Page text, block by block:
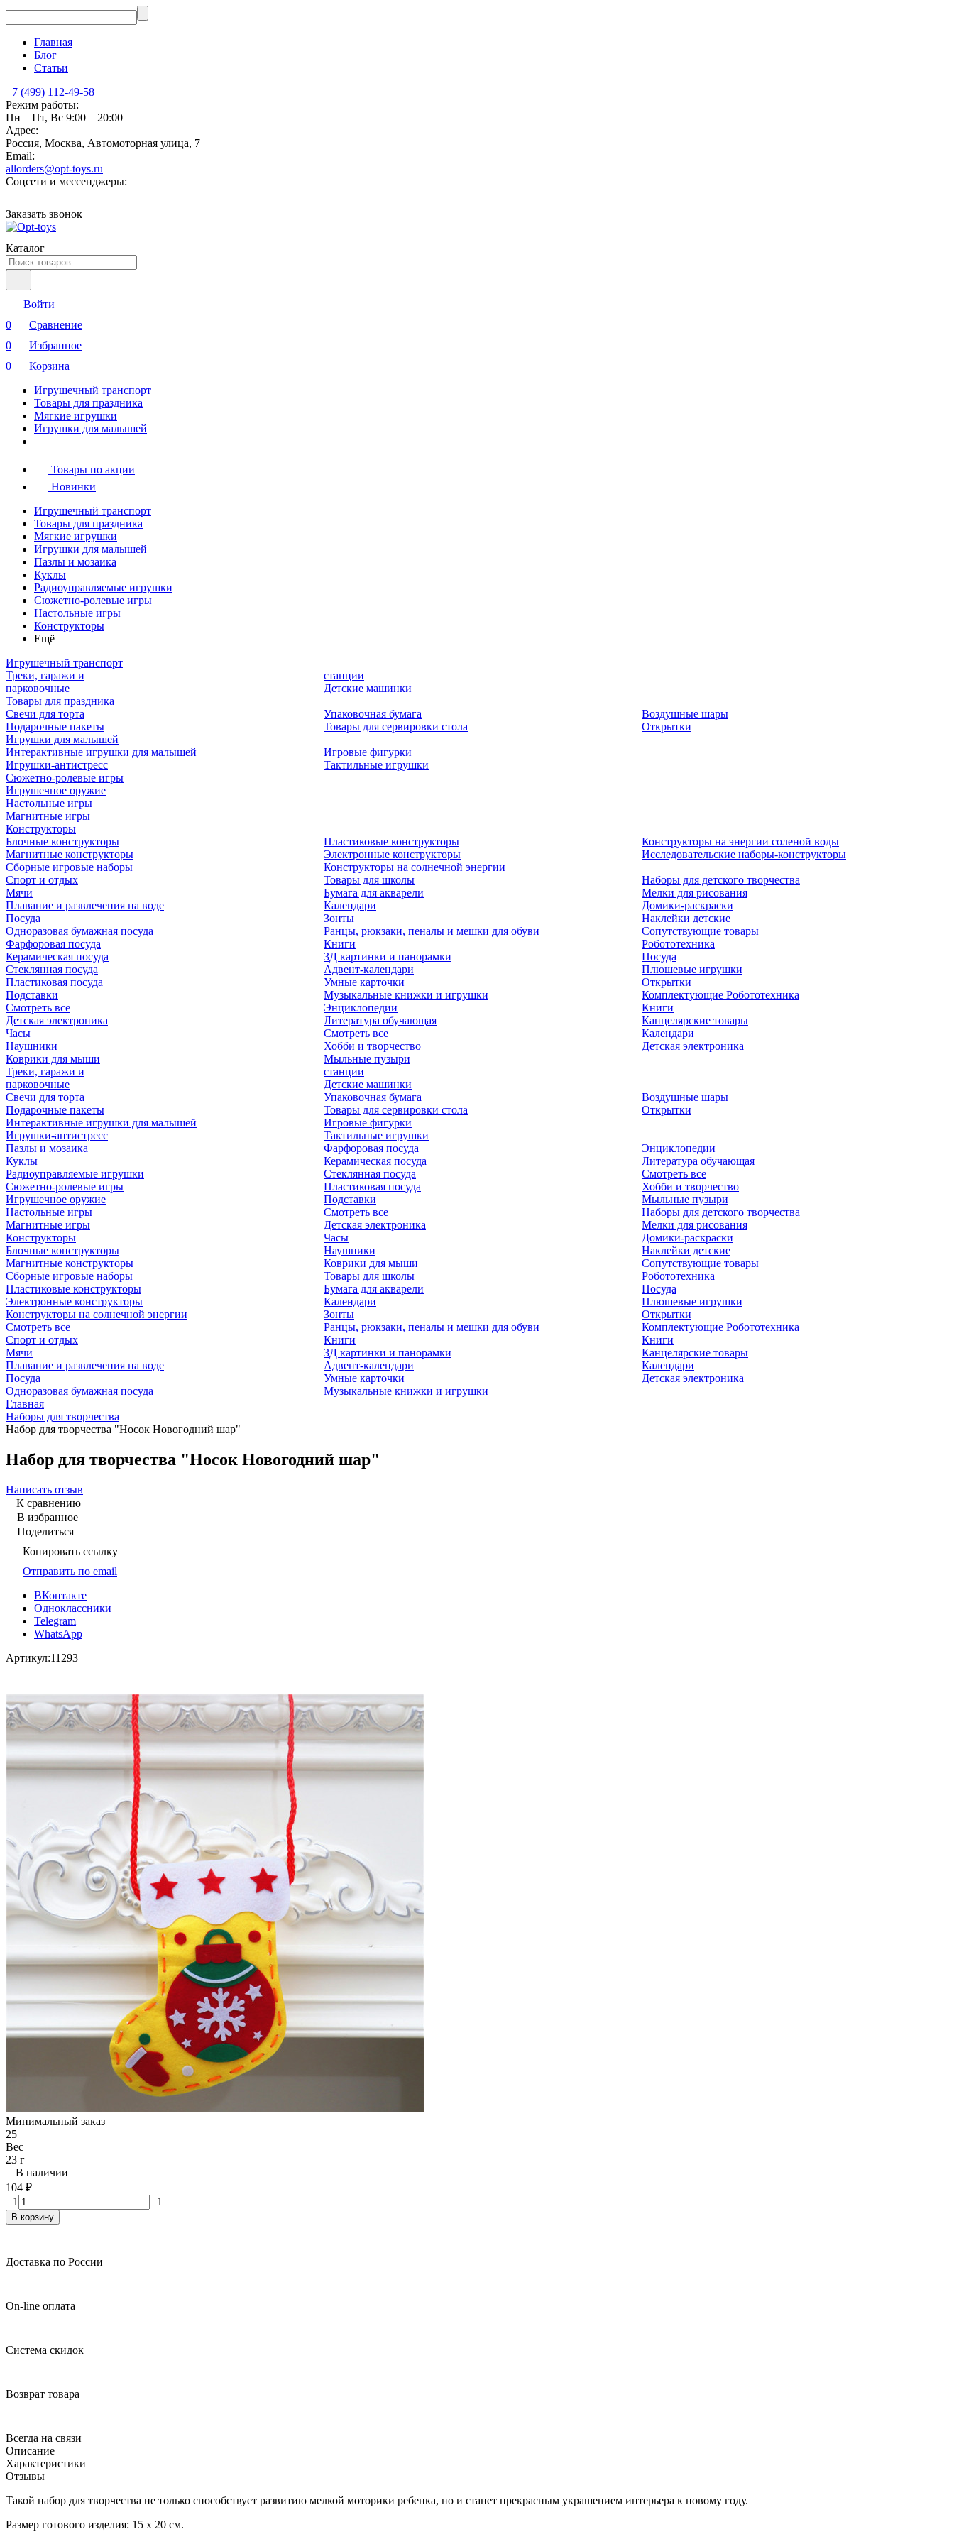
Главная
Блог
Статьи
+7 (499) 112-49-58
Режим работы:
Пн—Пт, Вс 9:00—20:00
Адрес:
Россия, Москва, Автомоторная улица, 7
Email:
allorders@opt-toys.ru
Соцсети и мессенджеры:
Заказать звонок
Каталог
Войти
0
Сравнение
0
Избранное
0
Корзина
Игрушечный транспорт
Товары для праздника
Мягкие игрушки
Игрушки для малышей
Товары по акции
Новинки
Игрушечный транспорт
Товары для праздника
Мягкие игрушки
Игрушки для малышей
Пазлы и мозаика
Куклы
Радиоуправляемые игрушки
Сюжетно-ролевые игры
Настольные игры
Конструкторы
Ещё
Игрушечный транспорт
Треки, гаражи и
парковочные
станции
Детские машинки
Товары для праздника
Свечи для торта
Подарочные пакеты
Упаковочная бумага
Товары для сервировки стола
Воздушные шары
Открытки
Игрушки для малышей
Интерактивные игрушки для малышей
Игрушки-антистресс
Игровые фигурки
Тактильные игрушки
Сюжетно-ролевые игры
Игрушечное оружие
Настольные игры
Магнитные игры
Конструкторы
Блочные конструкторы
Магнитные конструкторы
Сборные игровые наборы
Пластиковые конструкторы
Электронные конструкторы
Конструкторы на солнечной энергии
Конструкторы на энергии соленой воды
Исследовательские наборы-конструкторы
Спорт и отдых
Мячи
Плавание и развлечения на воде
Посуда
Одноразовая бумажная посуда
Фарфоровая посуда
Керамическая посуда
Стеклянная посуда
Пластиковая посуда
Подставки
Смотреть все
Детская электроника
Часы
Наушники
Коврики для мыши
Товары для школы
Бумага для акварели
Календари
Зонты
Ранцы, рюкзаки, пеналы и мешки для обуви
Книги
3Д картинки и панорамки
Адвент-календари
Умные карточки
Музыкальные книжки и игрушки
Энциклопедии
Литература обучающая
Смотреть все
Хобби и творчество
Мыльные пузыри
Наборы для детского творчества
Мелки для рисования
Домики-раскраски
Наклейки детские
Сопутствующие товары
Робототехника
Посуда
Плюшевые игрушки
Открытки
Комплектующие Робототехника
Книги
Канцелярские товары
Календари
Детская электроника
Треки, гаражи и
парковочные
станции
Детские машинки
Свечи для торта
Подарочные пакеты
Упаковочная бумага
Товары для сервировки стола
Воздушные шары
Открытки
Интерактивные игрушки для малышей
Игрушки-антистресс
Игровые фигурки
Тактильные игрушки
Пазлы и мозаика
Куклы
Радиоуправляемые игрушки
Сюжетно-ролевые игры
Игрушечное оружие
Настольные игры
Магнитные игры
Конструкторы
Блочные конструкторы
Магнитные конструкторы
Сборные игровые наборы
Пластиковые конструкторы
Электронные конструкторы
Конструкторы на солнечной энергии
Смотреть все
Спорт и отдых
Мячи
Плавание и развлечения на воде
Посуда
Одноразовая бумажная посуда
Фарфоровая посуда
Керамическая посуда
Стеклянная посуда
Пластиковая посуда
Подставки
Смотреть все
Детская электроника
Часы
Наушники
Коврики для мыши
Товары для школы
Бумага для акварели
Календари
Зонты
Ранцы, рюкзаки, пеналы и мешки для обуви
Книги
3Д картинки и панорамки
Адвент-календари
Умные карточки
Музыкальные книжки и игрушки
Энциклопедии
Литература обучающая
Смотреть все
Хобби и творчество
Мыльные пузыри
Наборы для детского творчества
Мелки для рисования
Домики-раскраски
Наклейки детские
Сопутствующие товары
Робототехника
Посуда
Плюшевые игрушки
Открытки
Комплектующие Робототехника
Книги
Канцелярские товары
Календари
Детская электроника
Главная
Наборы для творчества
Набор для творчества "Носок Новогодний шар"
Набор для творчества "Носок Новогодний шар"
Написать отзыв
К сравнению
В избранное
Поделиться
Копировать ссылку
Отправить по email
ВКонтакте
Одноклассники
Telegram
WhatsApp
Артикул:11293
Минимальный заказ
25
Вес
23 г
В наличии
104 ₽
1
1
В корзину
Доставка по России
On-line оплата
Система скидок
Возврат товара
Всегда на связи
Описание
Характеристики
Отзывы
Такой набор для творчества не только способствует развитию мелкой моторики ребенка, но и станет прекрасным украшением интерьера к новому году.
Размер готового изделия: 15 х 20 см.